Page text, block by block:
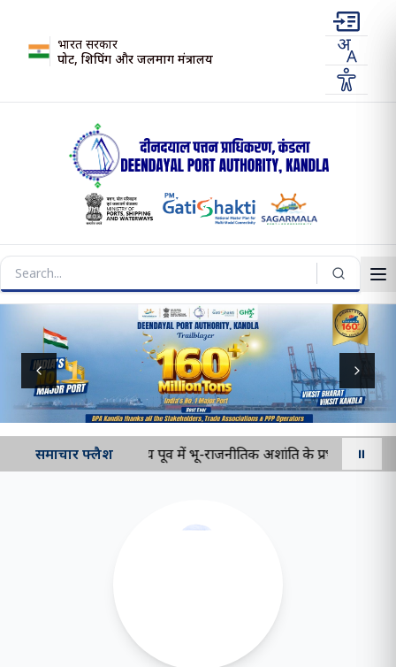
भारत सरकार
पोर्ट, शिपिंग और जलमार्ग मंत्रालय
Previous slide Next
समाचार फ्लैशमध्य पूर्व में भू-राजनीतिक अशांति के प्रभाव को कम
⏸